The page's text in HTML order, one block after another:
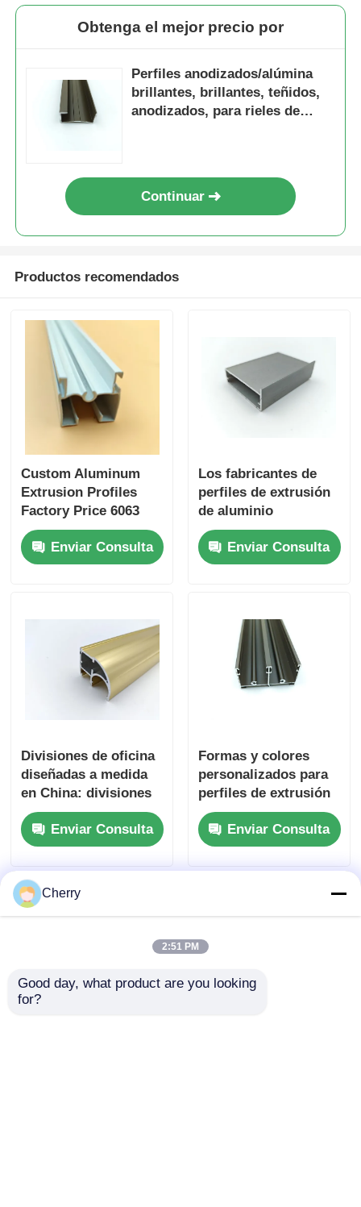
Perfiles de ventana abatible
Profile de aluminio pulido
Profiles de acabado de aluminio
Obtenga el mejor precio por
Perfiles anodizados/alúmina
brillantes, brillantes, teñidos,
anodizados, para rieles de
Continuar
Productos recomendados
Custom Aluminum
Extrusion Profiles
Factory Price 6063
Aluminum Extrusion
SupplierEnviar Consulta
Los fabricantes de
perfiles de extrusión
de aluminio
anodizado se
especializan en la
personalización de
gabinetes de cocina.
Enviar Consulta
Divisiones de oficina
diseñadas a medida
en China: divisiones
de vidrio extruido con
perfiles de aluminio.
Enviar Consulta
Formas y colores
personalizados para
perfiles de extrusión
de aluminio para
ventanas y puertas
Enviar Consulta
Cherry
2:51 PM
Good day, what product are you looking
for?